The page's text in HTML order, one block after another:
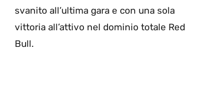
svanito all’ultima gara e con una sola
vittoria all’attivo nel dominio totale Red
Bull.